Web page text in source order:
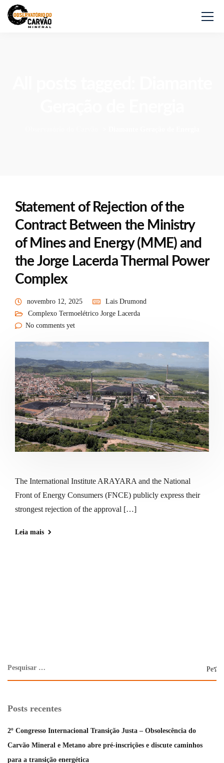
Statement of Rejection of the
Contract Between the Ministry
of Mines and Energy (MME) and
the Jorge Lacerda Thermal Power
Complex
novembro 12, 2025
Lais Drumond
Complexo Termoelétrico Jorge Lacerda
No comments yet
The International Institute ARAYARA and the National
Front of Energy Consumers (FNCE) publicly express their
strongest rejection of the approval […]
Leia mais
Posts recentes
2º Congresso Internacional Transição Justa – Obsolescência do
Carvão Mineral e Metano abre pré-inscrições e discute caminhos
para a transição energética